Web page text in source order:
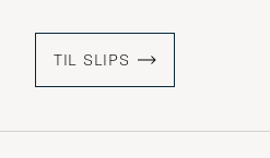
TIL SLIPS